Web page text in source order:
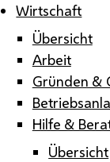
Wirtschaft
Übersicht
Arbeit
Gründen &
Hilfe &
Übersicht